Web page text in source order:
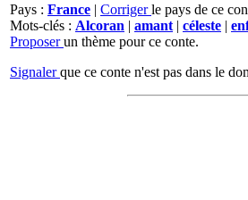
Pays : France | Corrigerle pays de ce
Mots-clés : Alcoran | amant | céleste |
Proposerun thème pour ce conte.
Signalerque ce conte n'est pas dans le